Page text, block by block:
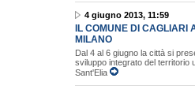
4 giugno 2013, 11:59
IL COMUNE DI CAGLIARI
MILANO
Dal 4 al 6 giugno la città si
sviluppo integrato del territorio
Sant'Elia